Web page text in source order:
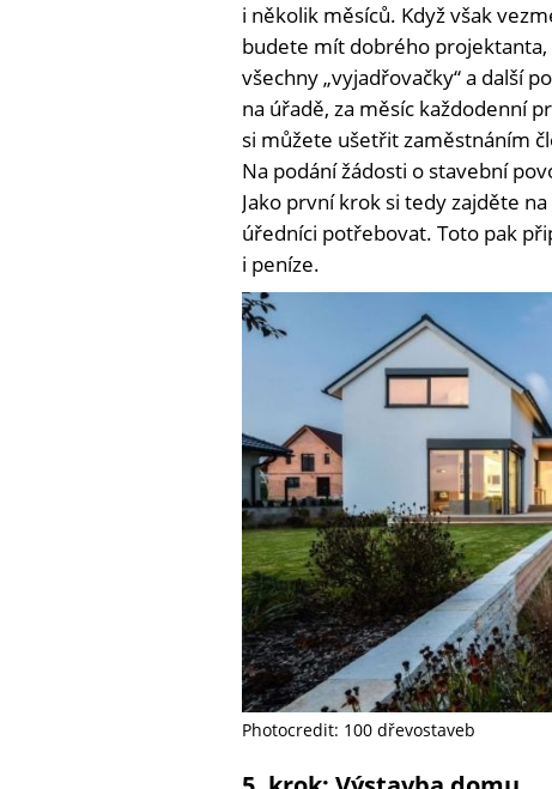
i několik měsíců. Když však
budete mít dobrého
všechny „vyjadřovačky“ a další
na úřadě, za měsíc každodenní
si můžete ušetřit zaměstnáním
Na podání žádosti o stavební
Jako první krok si tedy zajděte
úředníci potřebovat. Toto pak
i peníze.
Photocredit: 100 dřevostaveb